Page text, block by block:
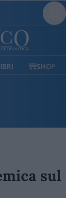
SOSTIENICI
sul